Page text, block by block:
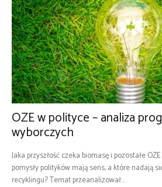
OZE w polityce – analiza
wyborczych
Jaka przyszłość czeka biomasę i pozostałe
pomysły polityków mają sens, a które nadają
recyklingu? Temat przeanalizował...